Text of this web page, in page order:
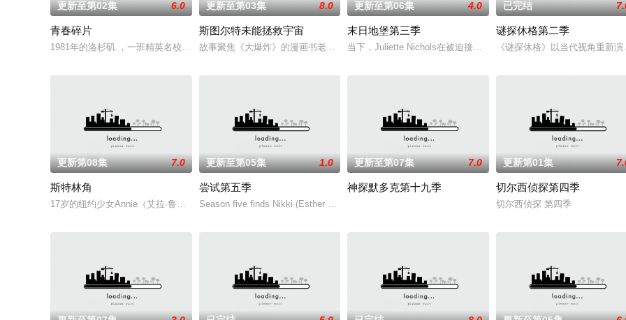
更新至第02集 6.0
青春碎片
1981年的洛杉矶 ，一班精英名校的高中生原本过住灿烂生活，直至一位神秘转校生出现。与此同时，专门猎杀青少年的连环杀人魔“The Trawler”
更新至第03集 8.0
斯图尔特未能拯救宇宙
故事聚焦《大爆炸》的漫画书老板斯图尔特·布鲁姆，他弄坏了一个谢尔顿和莱纳德制造的设备，意外导致
更新至第06集 4.0
末日地堡第三季
当下，Juliette Nichols在被迫接受“净化”后幸存下来，但记忆却已丧
已完结
谜探休格第二季
《谜探休格》以当代视角重新
更新第08集 7.0
斯特林角
17岁的纽约少女Annie（艾拉·鲁宾 饰）和双胞胎哥哥由养父抚养长大。她无意中继承了神秘外祖父在加拿大的一座岛屿。于是她前往加拿大度过
更新至第05集 1.0
尝试第五季
Season five finds Nikki (Esther Smith) and Jason (Rafe Spall) dealing with t
更新至第07集 7.0
神探默多克第十九季
更新第01集
切尔西侦探第四季
切尔西侦探 第四季